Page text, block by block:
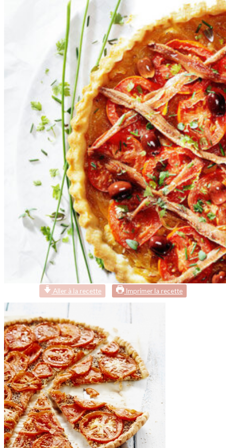
Aller à la recette Imprimer la recette